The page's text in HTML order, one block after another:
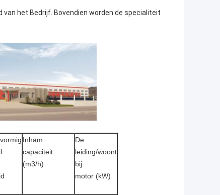
van het Bedrijf. Bovendien worden de specialiteit
Inham
capaciteit
(m3/h)
De
leiding/woont
bij
motor (kW)